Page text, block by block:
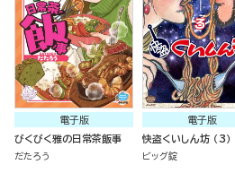
電子版
びくびく雅の日常茶飯事
だたろう
電子版
快盗くいしん坊 （3）
ビッグ錠